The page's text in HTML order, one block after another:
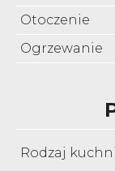
Otoczenie
Ogrzewanie
Rodzaj kuchni